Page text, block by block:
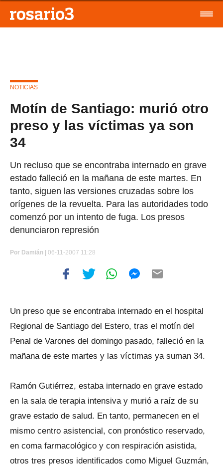
NOTICIAS
Motín de Santiago: murió otro
preso y las víctimas ya son
34
Un recluso que se encontraba internado en grave
estado falleció en la mañana de este martes. En
tanto, siguen las versiones cruzadas sobre los
orígenes de la revuelta. Para las autoridades todo
comenzó por un intento de fuga. Los presos
denunciaron represión
Por Damián | 06-11-2007 11:28
Un preso que se encontraba internado en el hospital
Regional de Santiago del Estero, tras el motín del
Penal de Varones del domingo pasado, falleció en la
mañana de este martes y las víctimas ya suman 34.
Ramón Gutiérrez, estaba internado en grave estado
en la sala de terapia intensiva y murió a raíz de su
grave estado de salud. En tanto, permanecen en el
mismo centro asistencial, con pronóstico reservado,
en coma farmacológico y con respiración asistida,
otros tres presos identificados como Miguel Guzmán,